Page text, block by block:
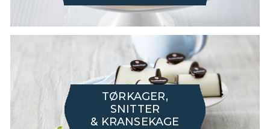
TØRKAGER,
SNITTER
& KRANSEKAGE